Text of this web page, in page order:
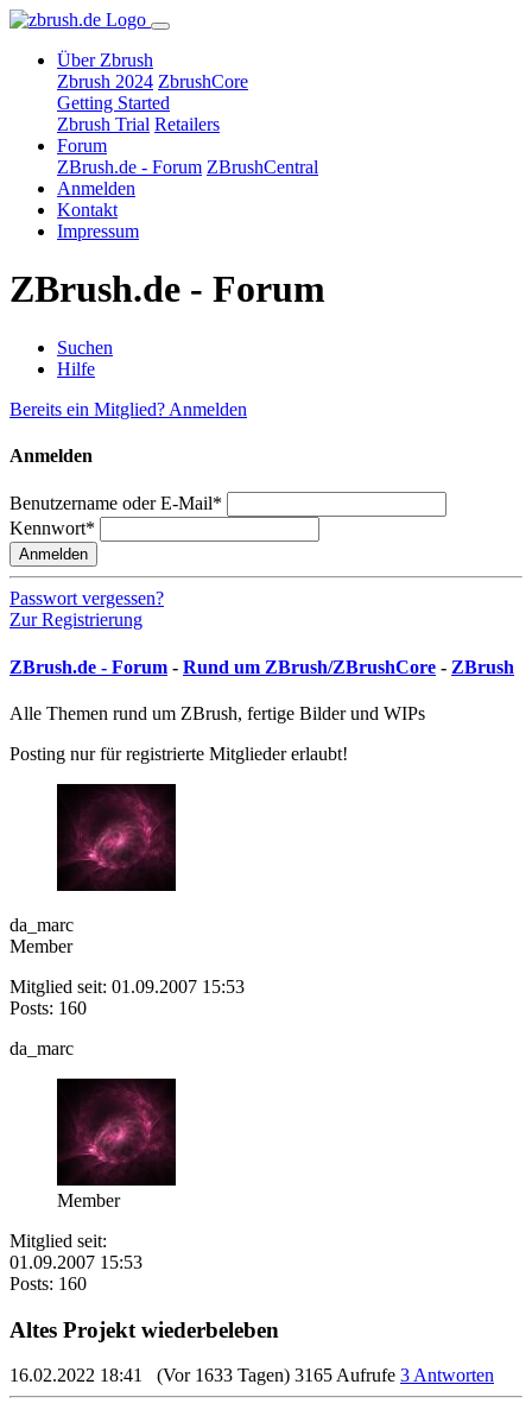
Über Zbrush
Zbrush 2024 ZbrushCore
Getting Started
Zbrush Trial Retailers
Forum
ZBrush.de - Forum ZBrushCentral
Anmelden
Kontakt
Impressum
ZBrush.de - Forum
Suchen
Hilfe
Bereits ein Mitglied? Anmelden
Anmelden
Benutzername oder E-Mail*
Kennwort*
Anmelden
Passwort vergessen?
Zur Registrierung
ZBrush.de - Forum - Rund um ZBrush/ZBrushCore - ZBrush
Alle Themen rund um ZBrush, fertige Bilder und WIPs
Posting nur für registrierte Mitglieder erlaubt!
da_marc
Member
Mitglied seit: 01.09.2007 15:53
Posts: 160
da_marc
Member
Mitglied seit:
01.09.2007 15:53
Posts: 160
Altes Projekt wiederbeleben
16.02.2022 18:41 (Vor 1633 Tagen) 3165 Aufrufe 3 Antworten